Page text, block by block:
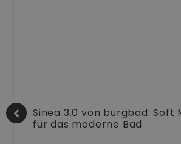
Sinea 3.0 von burgbad: Soft
für das moderne Bad